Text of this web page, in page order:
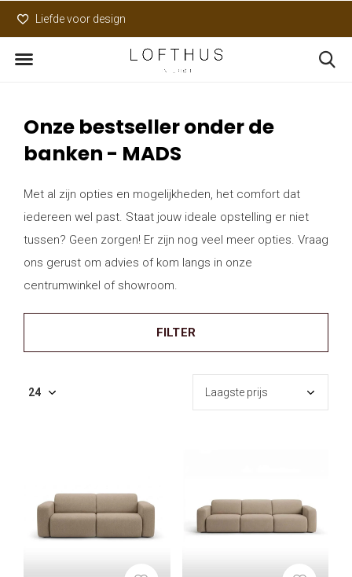
Liefde voor design
Onze bestseller onder de
banken - MADS
Met al zijn opties en mogelijkheden, het comfort dat
iedereen wel past. Staat jouw ideale opstelling er niet
tussen? Geen zorgen! Er zijn nog veel meer opties. Vraag
ons gerust om advies of kom langs in onze
centrumwinkel of showroom.
FILTER